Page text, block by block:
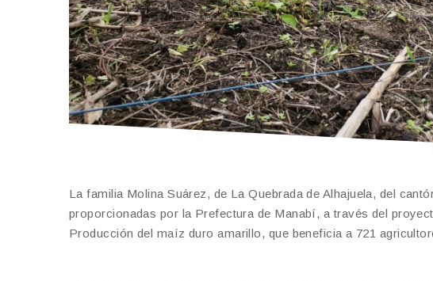
La familia Molina Suárez, de La Quebrada de Alhajuela, del
proporcionadas por la Prefectura de Manabí, a través del
Producción del maíz duro amarillo, que beneficia a 721